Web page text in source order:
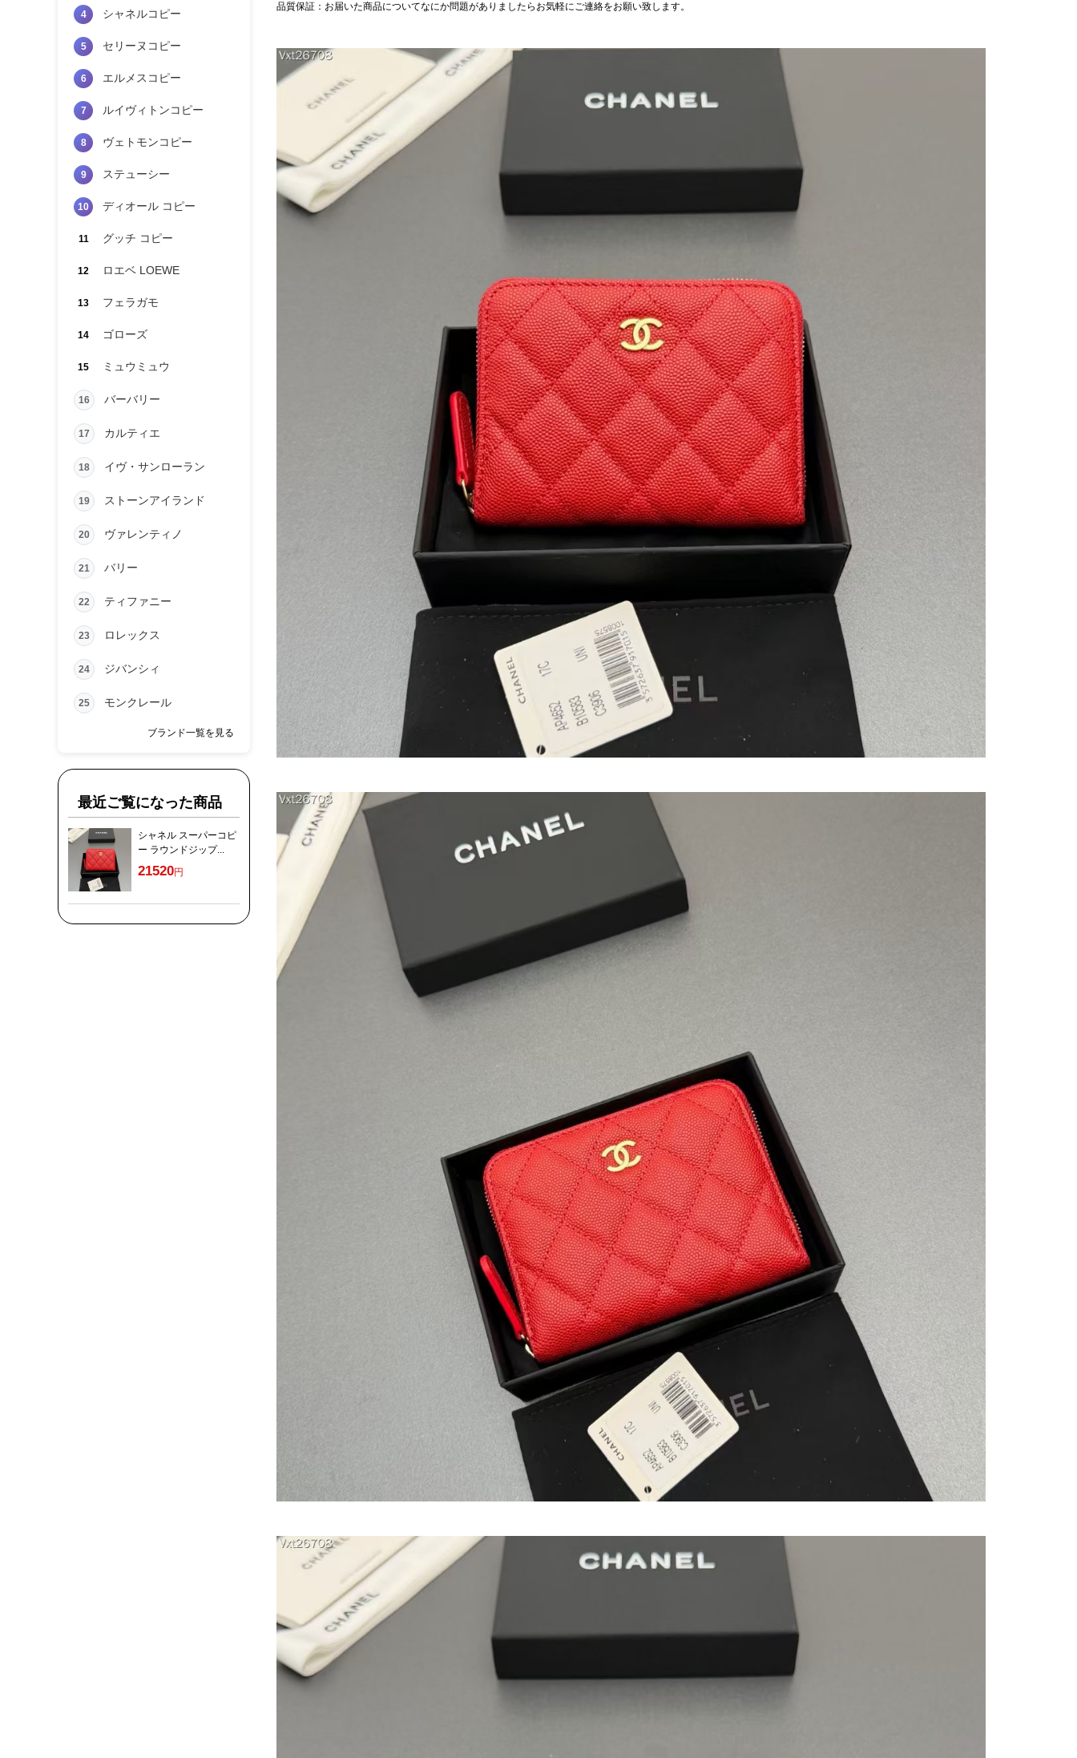
4 シャネルコピー
5 セリーヌコピー
6 エルメスコピー
7 ルイヴィトンコピー
8 ヴェトモンコピー
9 ステューシー
10 ディオール コピー
11 グッチ コピー
12 ロエベ LOEWE
13 フェラガモ
14 ゴローズ
15 ミュウミュウ
16 バーバリー
17 カルティエ
18 イヴ・サンローラン
19 ストーンアイランド
20 ヴァレンティノ
21 バリー
22 ティファニー
23 ロレックス
24 ジバンシィ
25 モンクレール
ブランド一覧を見る
最近ご覧になった商品
シャネル スーパーコピ
ー ラウンドジップ...
21520円
品質保証：お届いた商品についてなにか問題がありましたらお気軽にご連絡をお願い致します。